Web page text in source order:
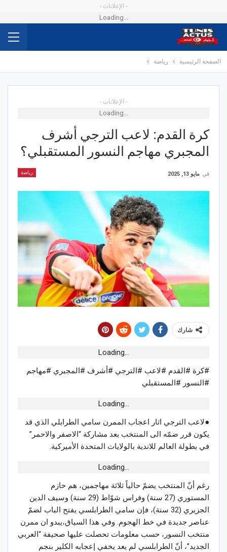
- الإعلانات -
Loading...
الصفحة الرئيسية رياضة
- الإعلانات -
Loading...
كرة القدم: لاعب الترجي أشرف
المجبري مهاجم النسور المستقبلي؟
رياضة في مايو 13, 2025
شارك
Loading...
#كرة #القدم #لاعب #الترجي #أشرف #المجبري #مهاجم
#النسور #المستقبلي
Loading...
●لاعب الترجي اثار اعجاب الممرن سامي الطرابلي الذي قد
يكون قرر ضمّه الى المنتخب بعد مشاركة “الاصفر والاحمر”
في بطولة العالم للاندية بالولايات المتحدة الأميركية.
Loading...
رغم أنّ المنتخب يضمّ حالياً ثلاثة مهاجمين، هم حازم
المستوري (27 سنة) وفراس شوّاط (29 سنة) وسيف الدين
الجزيري (32 سنة)، فإن سامي الطرابلسي يفتح الباب لضمّ
عناصر جديدة في خط الهجوم. وفي هذا السياق،يبدو ان ممرن
منتخب النسور، حسب معلومات تحصلت عليها صحيفة “العربي
الجديد”، أنّ الطرابلسي لم يعد يخفي إعجابه الكلير بنجم